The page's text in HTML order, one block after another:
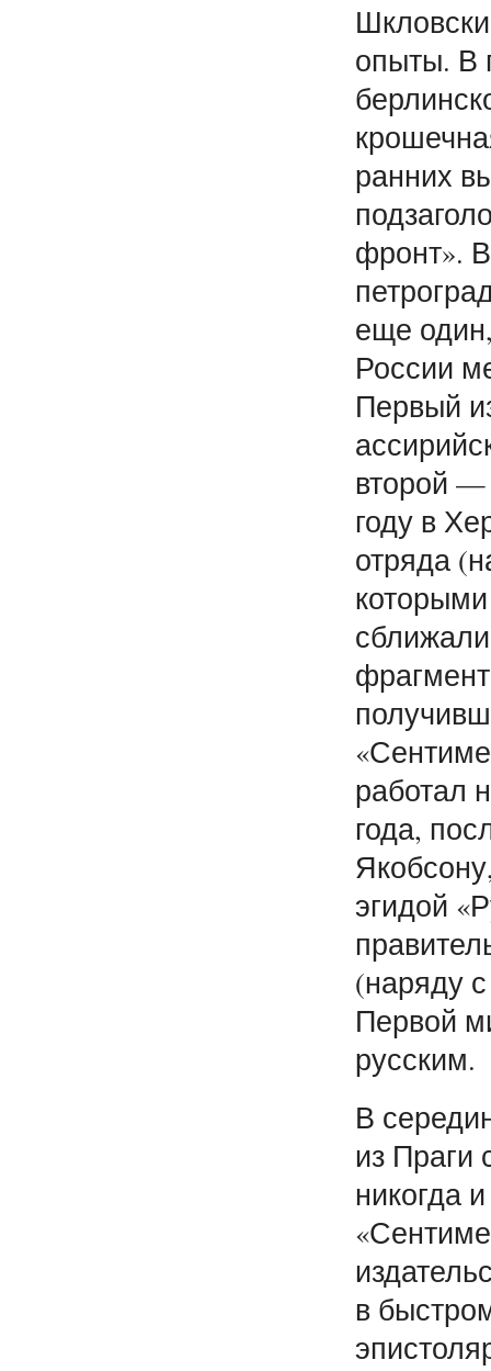
опыты. В
ранних
фронт».
еще
России
Первый
второй —
году в
отряда
работал
года,
эгидой
(наряду
Первой
русским.
В
из Праги
никогда
в